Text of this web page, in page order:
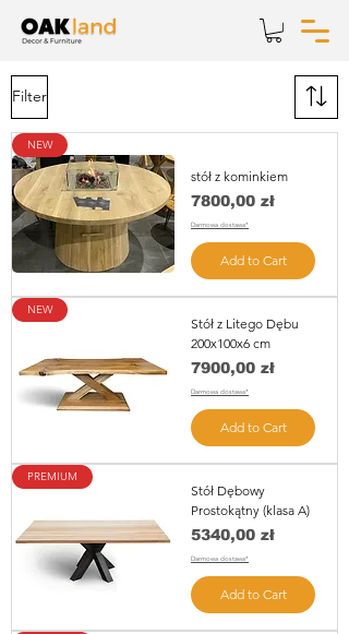
Filter
NEW
stół z kominkiem
Price
7800,00 zł
Darmowa dostawa*
Add to Cart
NEW
Stół z Litego Dębu
200x100x6 cm
Price
7900,00 zł
Darmowa dostawa*
Add to Cart
PREMIUM
Stół Dębowy
Prostokątny (klasa A)
Price
5340,00 zł
Darmowa dostawa*
Add to Cart